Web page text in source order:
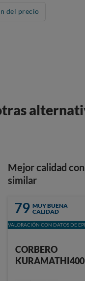
del precio
Mejor calidad
similar
79 MUY BUENA
CALIDAD
VALORACIÓN CON DATOS DE
CORBERO